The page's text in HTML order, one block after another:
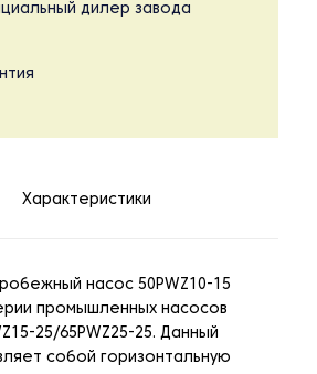
дилер завода
Характеристики
насос 50PWZ10-15
промышленных насосов
25/65PWZ25-25. Данный
собой горизонтальную